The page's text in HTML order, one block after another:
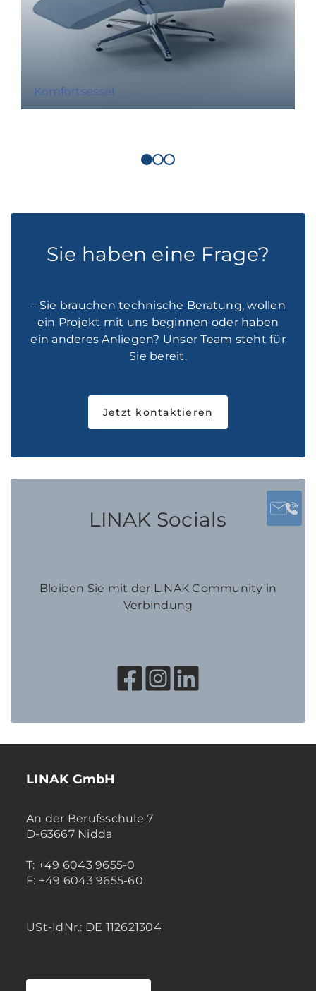
Komfortsessel
Sie haben eine Frage?
– Sie brauchen technische Beratung, wollen
ein Projekt mit uns beginnen oder haben
ein anderes Anliegen? Unser Team steht für
Sie bereit.
Jetzt kontaktieren
LINAK Socials
Bleiben Sie mit der LINAK Community in
Verbindung
LINAK GmbH
An der Berufsschule 7
D-63667 Nidda
T: +49 6043 9655-0
F: +49 6043 9655-60
USt-IdNr.: DE 112621304